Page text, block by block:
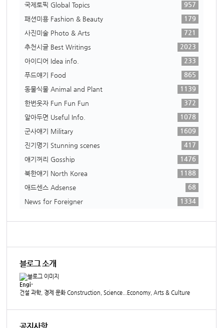
국제토픽 Global Topics
957
패션미용 Fashion & Beauty
179
사진미술 Photo & Arts
721
추천시글 Best Writings
2023
아이디어 Idea info.
233
푸드얘기 Food
865
동물식물 Animal and Plant
1139
한번웃자 Fun Fun Fun
372
알아두면 Useful Info.
1078
군사얘기 Military
1609
진기명기 Stunning scenes
417
얘기꺼리 Gosship
1476
북한얘기 North Korea
1188
애드센스 Adsense
68
News for Foreigner
1334
블로그 소개
Engi-
건설 과학, 경제 문화 Construction, Science...Economy, Arts & Culture